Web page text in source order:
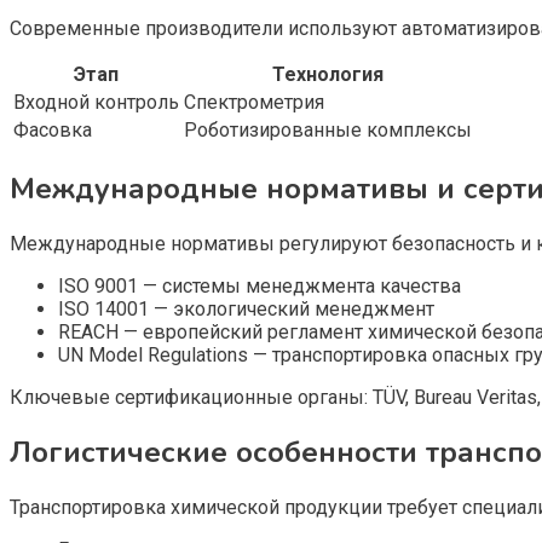
Современные производители используют
Этап
Технология
Входной контроль Спектрометрия
Фасовка
Роботизированные комплексы
Международные нормативы и
Международные нормативы регулируют безопасность и
ISO 9001 — системы менеджмента качества
ISO 14001 — экологический менеджмент
REACH — европейский регламент химической
UN Model Regulations — транспортировка опасных
Ключевые сертификационные органы: TÜV, Bureau
Логистические особенности
Транспортировка химической продукции требует